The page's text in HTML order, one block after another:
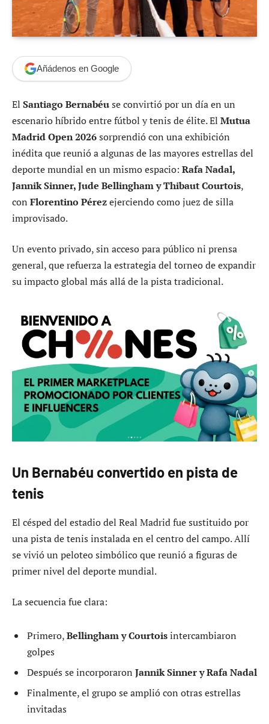
Añádenos en Google
El Santiago Bernabéuse convirtió por un día en un
escenario híbrido entre fútbol y tenis de élite. El Mutua
Madrid Open 2026sorprendió con una exhibición
inédita que reunió a algunas de las mayores estrellas del
deporte mundial en un mismo espacio: Rafa Nadal,
Jannik Sinner, Jude Bellingham y Thibaut Courtois,
con Florentino Pérezejerciendo como juez de silla
improvisado.
Un evento privado, sin acceso para público ni prensa
general, que refuerza la estrategia del torneo de expandir
su impacto global más allá de la pista tradicional.
Un Bernabéu convertido en pista de
tenis
El césped del estadio del Real Madrid fue sustituido por
una pista de tenis instalada en el centro del campo. Allí
se vivió un peloteo simbólico que reunió a figuras de
primer nivel del deporte mundial.
La secuencia fue clara:
Primero,Bellingham y Courtoisintercambiaron
golpes
Después se incorporaron Jannik Sinner y Rafa Nadal
Finalmente, el grupo se amplió con otras estrellas
invitadas